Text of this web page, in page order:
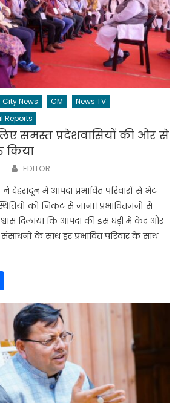
City News CM
News TV
Reports
समस्त प्रदेशवासियों की ओर से
किया
Author
EDITOR
जी ने देहरादून में आपदा प्रभावित परिवारों से भेंट
को निकट से जाना। प्रभावितजनों से
दिलाया कि आपदा की इस घड़ी में केंद्र और
के साथ हर प्रभावित परिवार के साथ